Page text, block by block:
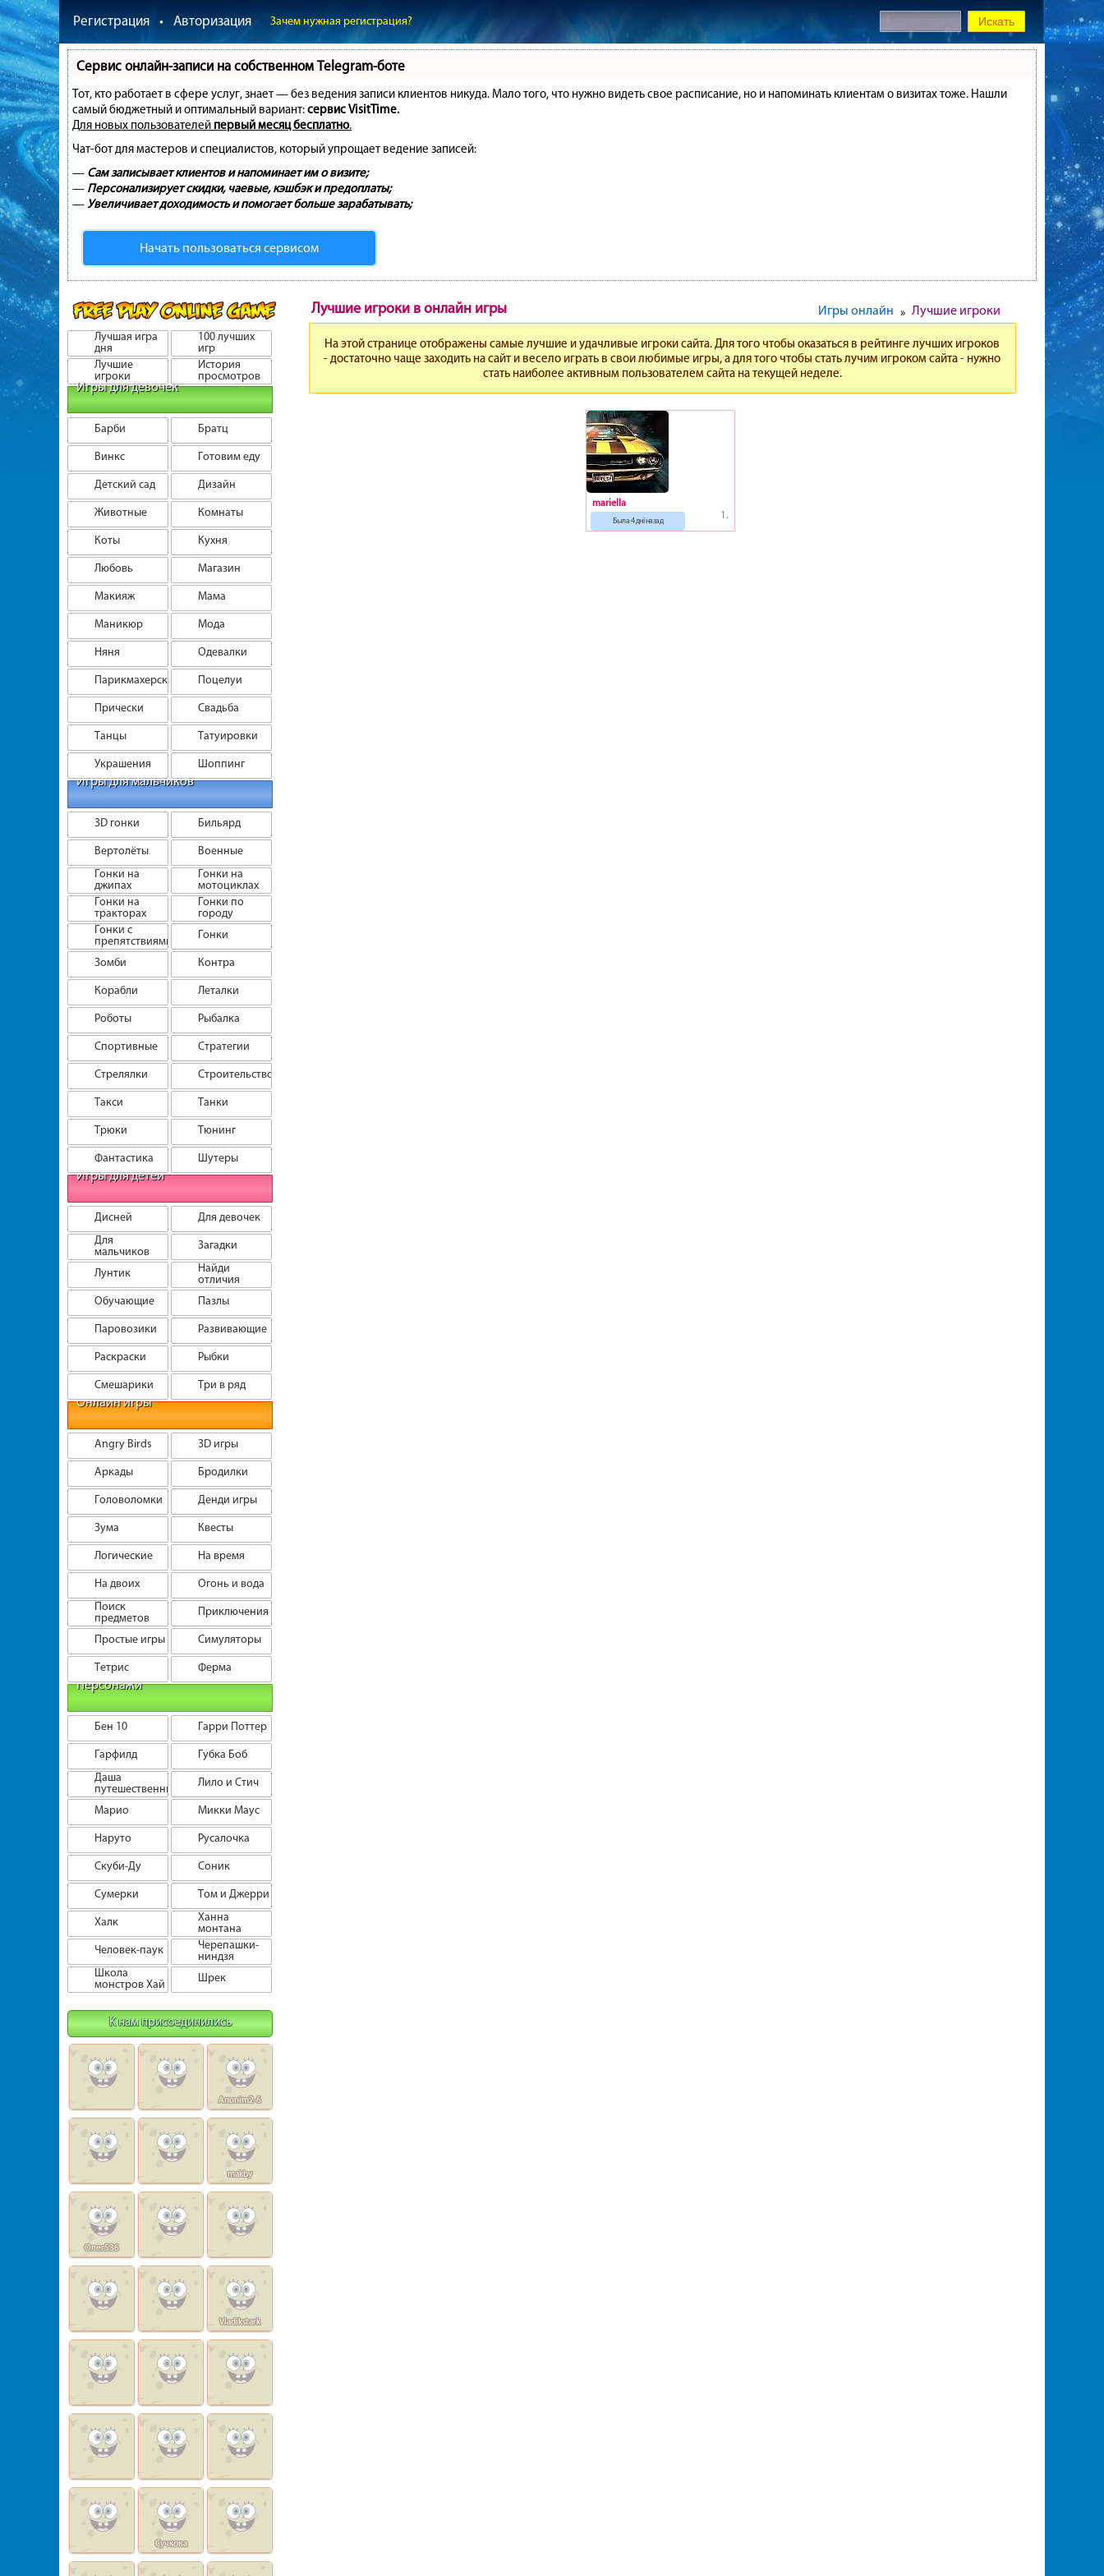
Регистрация • Авторизация Зачем нужная регистрация?
Сервис онлайн-записи на собственном Telegram-боте
Тот, кто работает в сфере услуг, знает — без ведения записи клиентов никуда. Мало того, что нужно видеть свое расписание, но и напоминать клиентам о визитах тоже. Нашли
самый бюджетный и оптимальный вариант:сервис VisitTime.
Для новых пользователей первый месяц бесплатно.
Чат-бот для мастеров и специалистов, который упрощает ведение записей:
— Сам записывает клиентов и напоминает им о визите;
— Персонализирует скидки, чаевые, кэшбэк и предоплаты;
—Увеличивает доходимость и помогает больше зарабатывать;
Начать пользоваться сервисом
Лучшая игра
дня
100 лучших
игр
Лучшие
игроки
История
просмотров
Игры для девочек
Барби
Братц
Винкс
Готовим еду
Детский сад
Дизайн
Животные
Комнаты
Коты
Кухня
Любовь
Магазин
Макияж
Мама
Маникюр
Мода
Няня
Одевалки
Парикмахерская
Поцелуи
Прически
Свадьба
Танцы
Татуировки
Украшения
Шоппинг
Игры для мальчиков
3D гонки
Бильярд
Вертолёты
Военные
Гонки на
джипах
Гонки на
мотоциклах
Гонки на
тракторах
Гонки по
городу
Гонки с
препятствиями
Гонки
Зомби
Контра
Корабли
Леталки
Роботы
Рыбалка
Спортивные
Стратегии
Стрелялки
Строительство
Такси
Танки
Трюки
Тюнинг
Фантастика
Шутеры
Игры для детей
Дисней
Для девочек
Для
мальчиков
Загадки
Лунтик
Найди
отличия
Обучающие
Пазлы
Паровозики
Развивающие
Раскраски
Рыбки
Смешарики
Три в ряд
Онлайн игры
Angry Birds
3D игры
Аркады
Бродилки
Головоломки
Денди игры
Зума
Квесты
Логические
На время
На двоих
Огонь и вода
Поиск
предметов
Приключения
Простые игры
Симуляторы
Тетрис
Ферма
Персонажи
Бен 10
Гарри Поттер
Гарфилд
Губка Боб
Даша
путешественница
Лило и Стич
Марио
Микки Маус
Наруто
Русалочка
Скуби-Ду
Соник
Сумерки
Том и Джерри
Халк
Ханна
монтана
Человек-паук
Черепашки-
ниндзя
Школа
монстров Хай
Шрек
К нам присоединились
Anonim2-6
makby
Олег536
Vladikstark
Сучкова
Лучшие игроки в онлайн игры Игры онлайн » Лучшие игроки
На этой странице отображены самые лучшие и удачливые игроки сайта. Для того чтобы оказаться в рейтинге лучших игроков
- достаточно чаще заходить на сайт и весело играть в свои любимые игры, а для того чтобы стать лучим игроком сайта - нужно
стать наиболее активным пользователем сайта на текущей неделе.
1.
mariella
Была 4 дні назад